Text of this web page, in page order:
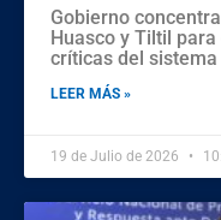
Gobierno
Huasco y Tiltil
críticas del
LEER MÁS »
19 de Julio de 2026